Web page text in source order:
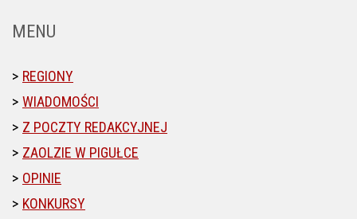
MENU
REGIONY
WIADOMOŚCI
Z POCZTY REDAKCYJNEJ
ZAOLZIE W PIGUŁCE
OPINIE
KONKURSY